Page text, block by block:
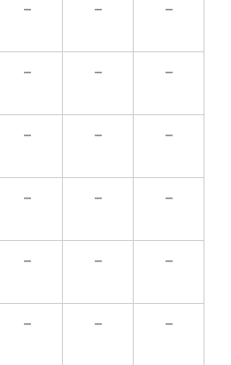
－ － －
－ － －
－ － －
－ － －
－ － －
－ － －